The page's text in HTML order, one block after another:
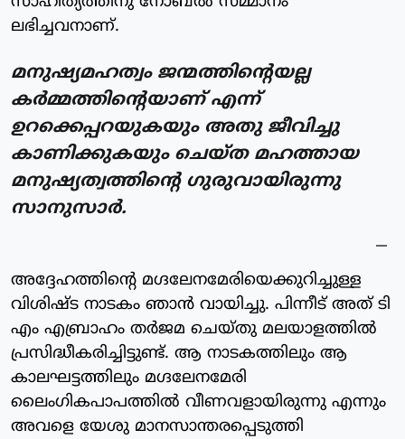
ലഭിച്ചവനാണ്.
മനുഷ്യമഹത്വം ജന്മത്തിന്റെയല്ല
കര്‍മ്മത്തിന്റെയാണ് എന്ന്
ഉറക്കെപ്പറയുകയും അതു ജീവിച്ചു
കാണിക്കുകയും ചെയ്ത മഹത്തായ
മനുഷ്യത്വത്തിന്റെ ഗുരുവായിരുന്നു
സാനുസാര്‍.
അദ്ദേഹത്തിന്റെ മഗ്ദലേനമേരിയെക്കുറിച്ചുള്ള
വിശിഷ്ട നാടകം ഞാന്‍ വായിച്ചു. പിന്നീട് അത് ടി
എം എബ്രാഹം തര്‍ജമ ചെയ്തു മലയാളത്തില്‍
പ്രസിദ്ധീകരിച്ചിട്ടുണ്ട്. ആ നാടകത്തിലും ആ
കാലഘട്ടത്തിലും മഗ്ദലേനമേരി
ലൈംഗികപാപത്തില്‍ വീണവളായിരുന്നു എന്നും
അവളെ യേശു മാനസാന്തരപ്പെടുത്തി